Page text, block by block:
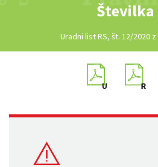
Številka
Uradni list RS, št. 12/2020 z